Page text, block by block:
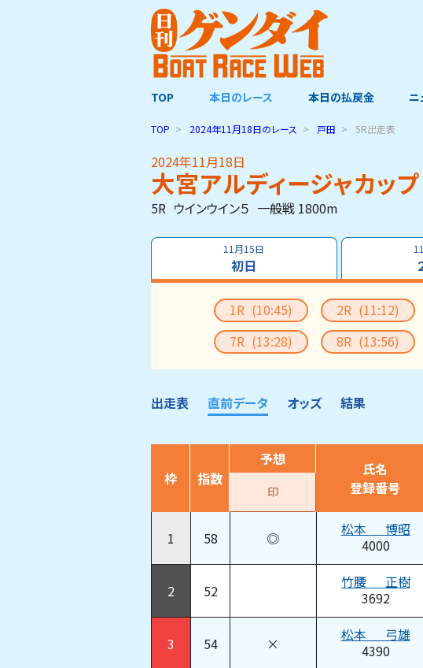
TOP 本日のレース 本日の払戻金 ニ
TOP 2024年11月18日のレース 戸田 5R出走表
2024年11月18日
大宮アルディージャカップ
5R ウインウイン５ 一般戦 1800m
11月15日
初日
1R (10:45) 2R (11:12)
7R (13:28) 8R (13:56)
出走表 直前データ オッズ 結果
枠 指数
予想
印
氏名
登録番号
1 58 ◎
松本
博昭
4000
2 52
竹腰
正樹
3692
3 54 ×
松本
弓雄
4390